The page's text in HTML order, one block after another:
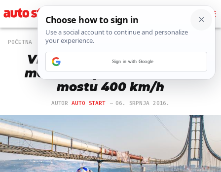
POČETNA
VIDEO Svjetski rekord: Na
motociklu po 'Osman Gazi'
mostu 400 km/h
AUTORAUTO START 06. SRPNJA 2016.
Sign in with Google